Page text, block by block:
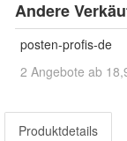
Andere
posten-profis-de
2 Angebote ab
Produktdetails